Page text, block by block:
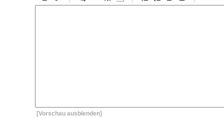
[Vorschau ausblenden]